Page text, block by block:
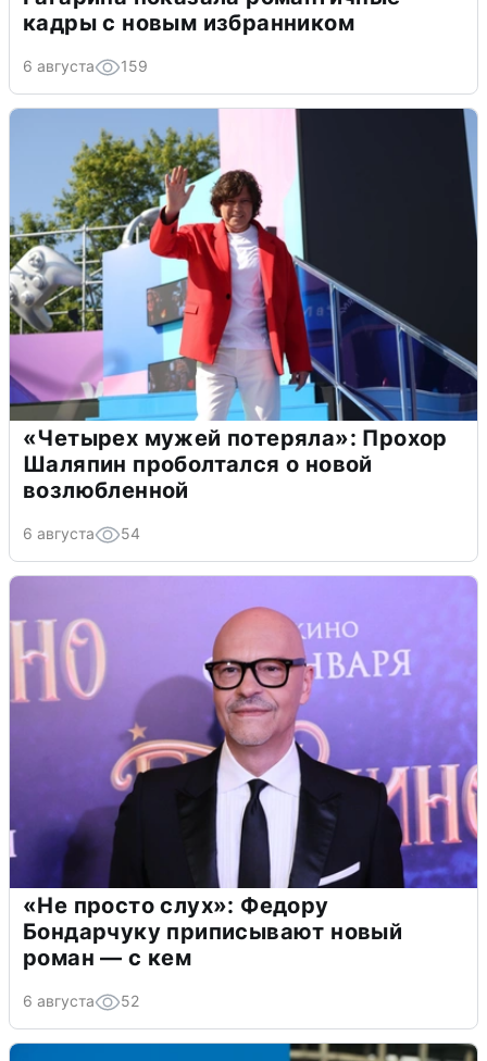
кадры с новым избранником
6 августа 159
«Четырех мужей потеряла»: Прохор
Шаляпин проболтался о новой
возлюбленной
6 августа 54
«Не просто слух»: Федору
Бондарчуку приписывают новый
роман — с кем
6 августа 52